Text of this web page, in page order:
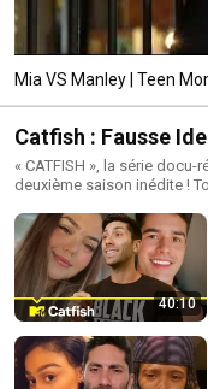
Mia VS Manley | Teen
Catfish : Fausse
« CATFISH », la série docu-
deuxième saison inédite ! Toujours prêts à épauler les ados sur le net, Nev
saison, ils tenteront d'aider
dans des relations
sociaux. Chargés de
fiancé virtuel de Cassie est-
Jessica, la fille dont est
toujours de le rencontrer,
aux indices et iront même
40:10